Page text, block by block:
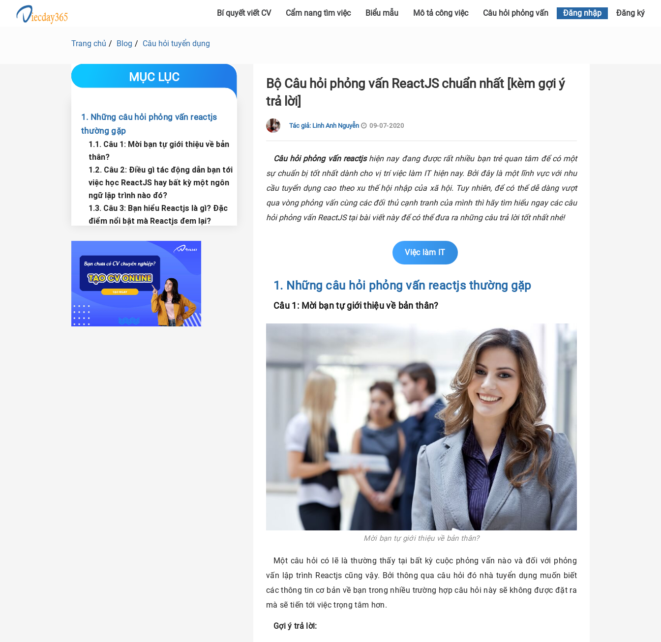
Bí quyết viết CV Cẩm nang tìm việc Biểu mẫu Mô tả công việc Câu hỏi phỏng vấn Đăng nhập Đăng ký
Trang chủ Blog Câu hỏi tuyển dụng
Bộ Câu hỏi phỏng vấn ReactJS chuẩn nhất [kèm gợi ý
trả lời]
Tác giả: Linh Anh Nguyễn 09-07-2020
Câu hỏi phỏng vấn reactjshiện nay đang được rất nhiều bạn trẻ quan tâm để có một
sự chuẩn bị tốt nhất dành cho vị trí việc làm IT hiện nay. Bởi đây là một lĩnh vực với nhu
cầu tuyển dụng cao theo xu thế hội nhập của xã hội. Tuy nhiên, để có thể dễ dàng vượt
qua vòng phỏng vấn cùng các đối thủ cạnh tranh của mình thì hãy tìm hiểu ngay các câu
hỏi phỏng vấn ReactJS tại bài viết này để có thể đưa ra những câu trả lời tốt nhất nhé!
MỤC LỤC
1. Những câu hỏi phỏng vấn reactjs
thường gặp
1.1. Câu 1: Mời bạn tự giới thiệu về bản
thân?
1.2. Câu 2: Điều gì tác động dẫn bạn tới
việc học ReactJS hay bất kỳ một ngôn
ngữ lập trình nào đó?
1.3. Câu 3: Bạn hiểu Reactjs là gì? Đặc
điểm nổi bật mà Reactjs đem lại?
cách thức làm việc của virtual - Dom
trong Reactjs là như thế nào?
1.5. Câu 5: Điều được cho là vấn đề lớn
nhất khi bạn phải đối mặt trọng dự án
ReactJs cũ đó là gì?
1.6. Câu Bạn biết JSX là gì không?
1.7. Câu Sự khác biệt nổi bật của
Việc làm IT
1. Những câu hỏi phỏng vấn reactjs thường gặp
Câu 1: Mời bạn tự giới thiệu về bản thân?
Mời bạn tự giới thiệu về bản thân?
Một câu hỏi có lẽ là thường thấy tại bất kỳ cuộc phỏng vấn nào và đối với phỏng
vấn lập trình Reactjs cũng vậy. Bởi thông qua câu hỏi đó nhà tuyển dụng muốn biết
các thông tin cơ bản về bạn trong nhiều trường hợp câu hỏi này sẽ không được đặt ra
mà sẽ tiến tới việc trọng tâm hơn.
Gợi ý trả lời: